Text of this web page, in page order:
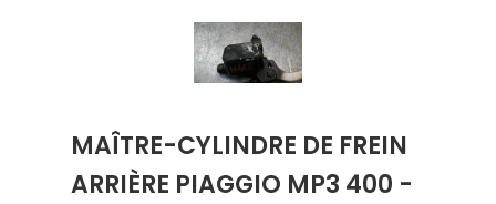
MAÎTRE-CYLINDRE DE FREIN
ARRIÈRE PIAGGIO MP3 400 -